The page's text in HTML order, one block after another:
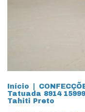
Início
Tatuada 8914
Tahiti Preto